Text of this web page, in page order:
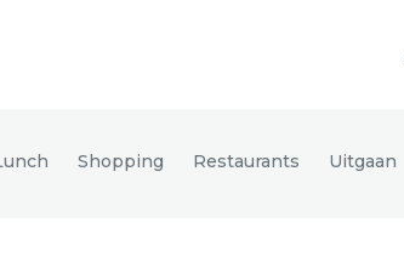
Shopping Restaurants Uitgaan